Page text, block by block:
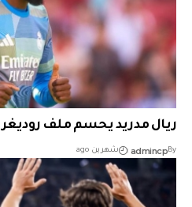
ريال مدريد يحسم ملف روديغر
By
admincp شهرين ago